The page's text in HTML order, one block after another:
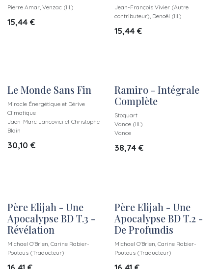
Pierre Amar, Venzac (Ill.)
15,44 €
Jean-François Vivier (Autre
contributeur), Denoël (Ill.)
15,44€
Le Monde Sans Fin
Miracle Énergétique et Dérive
Climatique
Jaen-Marc Jancovici et Christophe
Blain
30,10 €
Ramiro - Intégrale
Complète
Stoquart
Vance (Ill.)
Vance
38,74€
Père Elijah - Une
Apocalypse BD T.3 -
Révélation
Michael O'Brien, Carine Rabier-
Poutous (Traducteur)
Père Elijah - Une
Apocalypse BD T.2 -
De Profundis
Michael O'Brien, Carine Rabier-
Poutous (Traducteur)